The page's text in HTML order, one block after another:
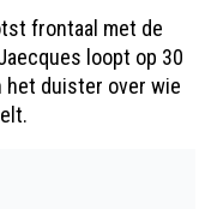
frontaal met de
loopt op 30
het duister over wie